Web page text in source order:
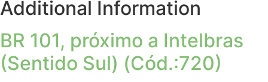
Additional Information
BR 101, próximo a Intelbras
(Sentido Sul) (Cód.:720)